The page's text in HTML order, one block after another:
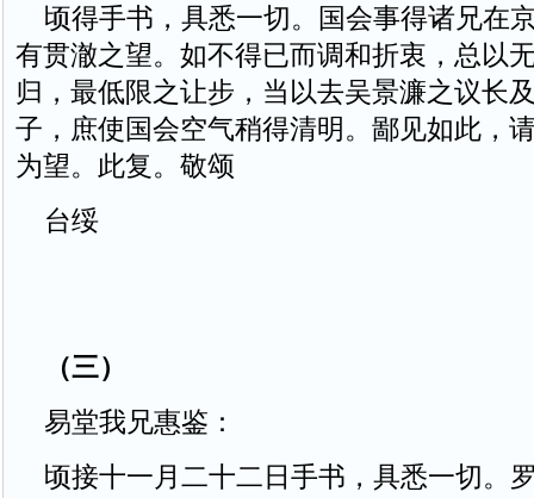
顷得手书，具悉一切。国会事得诸兄在
有贯澈之望。如不得已而调和折衷，总以
归，最低限之让步，当以去吴景濂之议长
子，庶使国会空气稍得清明。鄙见如此，
为望。此复。敬颂
台绥
（三）
易堂我兄惠鉴：
顷接十一月二十二日手书，具悉一切。